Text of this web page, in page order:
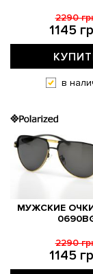
1145
2290
в
МУЖСКИЕ ОЧКИ
1145
2290